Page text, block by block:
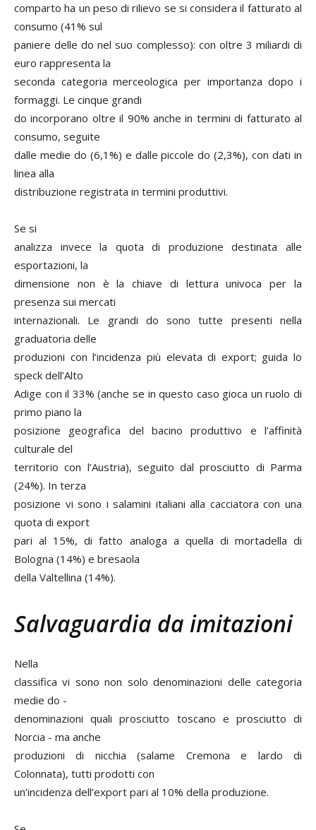
comparto ha un peso di rilievo se si considera il fatturato al
consumo (41% sul
paniere delle do nel suo complesso): con oltre 3 miliardi di
euro rappresenta la
seconda categoria merceologica per importanza dopo i
formaggi. Le cinque grandi
do incorporano oltre il 90% anche in termini di fatturato al
consumo, seguite
dalle medie do (6,1%) e dalle piccole do (2,3%), con dati in
linea alla
distribuzione registrata in termini produttivi.
Se si
analizza invece la quota di produzione destinata alle
esportazioni, la
dimensione non è la chiave di lettura univoca per la
presenza sui mercati
internazionali. Le grandi do sono tutte presenti nella
graduatoria delle
produzioni con l’incidenza più elevata di export; guida lo
speck dell’Alto
Adige con il 33% (anche se in questo caso gioca un ruolo di
primo piano la
posizione geografica del bacino produttivo e l’affinità
culturale del
territorio con l’Austria), seguito dal prosciutto di Parma
(24%). In terza
posizione vi sono i salamini italiani alla cacciatora con una
quota di export
pari al 15%, di fatto analoga a quella di mortadella di
Bologna (14%) e bresaola
della Valtellina (14%).
Salvaguardia da imitazioni
Nella
classifica vi sono non solo denominazioni delle categoria
medie do -
denominazioni quali prosciutto toscano e prosciutto di
Norcia - ma anche
produzioni di nicchia (salame Cremona e lardo di
Colonnata), tutti prodotti con
un’incidenza dell’export pari al 10% della produzione.